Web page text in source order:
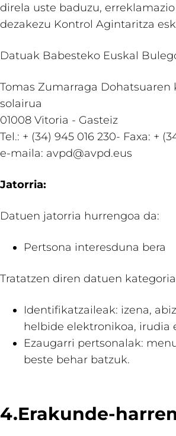
direla uste baduzu,
dezakezu Kontrol Agintaritza
Datuak Babesteko Euskal
Tomas Zumarraga Dohatsuaren
solairua
01008 Vitoria - Gasteiz
Tel.: + (34) 945 016 230- Faxa: +
e-maila: avpd@avpd.eus
Jatorria:
Datuen jatorria hurrengoa da:
Pertsona interesduna bera
Tratatzen diren datuen
Identifikatzaileak: izena,
helbide elektronikoa, irudia
Ezaugarri pertsonalak:
beste behar batzuk.
4.Erakunde-